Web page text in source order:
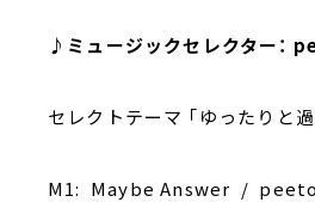
♪ミュージックセレクター：
セレクトテーマ ｢ゆったりと過
M1: ‎Maybe Answer / peeto